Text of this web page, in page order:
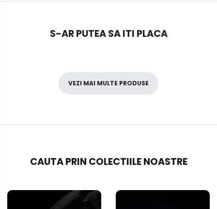
S-AR PUTEA SA ITI PLACA
VEZI MAI MULTE PRODUSE
CAUTA PRIN COLECTIILE NOASTRE